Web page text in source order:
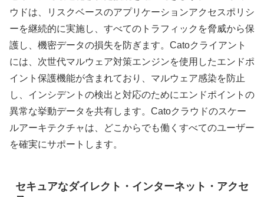
ウドは、リスクベースのアプリケーションアクセスポリシ
ーを継続的に実施し、すべてのトラフィックを脅威から保
護し、機密データの損失を防ぎます。Catoクライアント
には、次世代マルウェア対策エンジンを使用したエンドポ
イント保護機能が含まれており、マルウェア感染を防止
し、インシデントの検出と対応のためにエンドポイントの
異常な挙動データを共有します。Catoクラウドのスケー
ルアーキテクチャは、どこからでも働くすべてのユーザー
を確実にサポートします。
セキュアなダイレクト・インターネット・アクセ